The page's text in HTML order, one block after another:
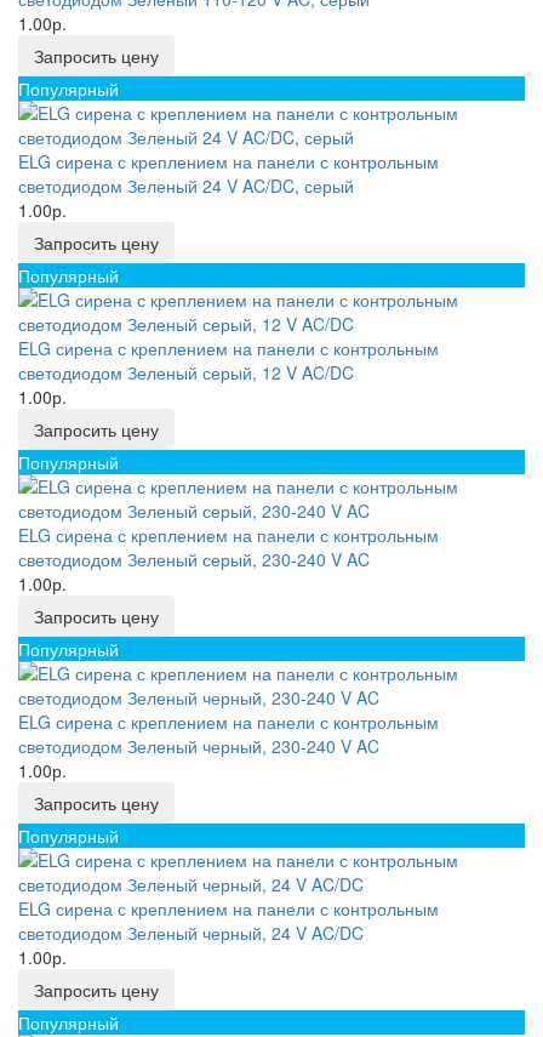
1.00р.
Запросить цену
Популярный
ELG сирена с креплением на панели с контрольным
светодиодом Зеленый 24 V AC/DC, серый
1.00р.
Запросить цену
Популярный
ELG сирена с креплением на панели с контрольным
светодиодом Зеленый серый, 12 V AC/DC
1.00р.
Запросить цену
Популярный
ELG сирена с креплением на панели с контрольным
светодиодом Зеленый серый, 230-240 V AC
1.00р.
Запросить цену
Популярный
ELG сирена с креплением на панели с контрольным
светодиодом Зеленый черный, 230-240 V AC
1.00р.
Запросить цену
Популярный
ELG сирена с креплением на панели с контрольным
светодиодом Зеленый черный, 24 V AC/DC
1.00р.
Запросить цену
Популярный